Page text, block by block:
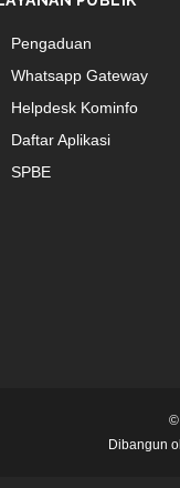
Pengaduan
Whatsapp Gateway
Helpdesk Kominfo
Daftar Aplikasi
SPBE
©
Dibangun